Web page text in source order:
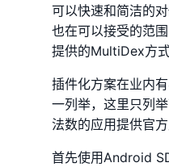
可以快速和简洁的
也在可以接受的范
提供的MultiDex方式
插件化方案在业内
一列举，这里只列
法数的应用提供官方
首先使用Android